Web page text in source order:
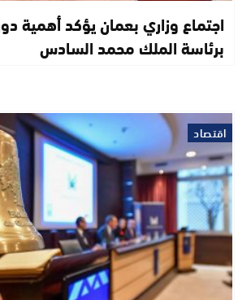
اجتماع وزاري بعمان يؤكد أهمية
برئاسة الملك محمد السادس
اقتصاد